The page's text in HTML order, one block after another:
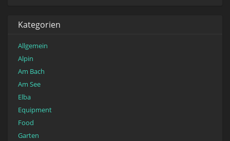
Kategorien
Allgemein
Alpin
Am Bach
Am See
Elba
Equipment
Food
Garten